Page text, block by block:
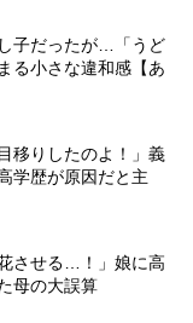
子だったが…「うど
る小さな違和感【あ
移りしたのよ！」義
学歴が原因だと主
させる…！」娘に高
母の大誤算